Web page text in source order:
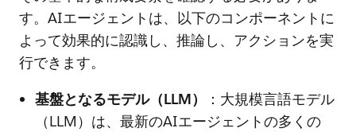
す。AIエージェントは、以下のコンポーネントに
よって効果的に認識し、推論し、アクションを実
行できます。
基盤となるモデル（LLM）
：大規模言語モデル
（LLM）は、最新のAIエージェントの多くの